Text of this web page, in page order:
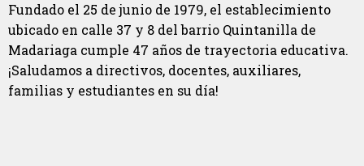
Fundado el 25 de junio de 1979, el establecimiento
ubicado en calle 37 y 8 del barrio Quintanilla de
Madariaga cumple 47 años de trayectoria educativa.
¡Saludamos a directivos, docentes, auxiliares,
familias y estudiantes en su día!